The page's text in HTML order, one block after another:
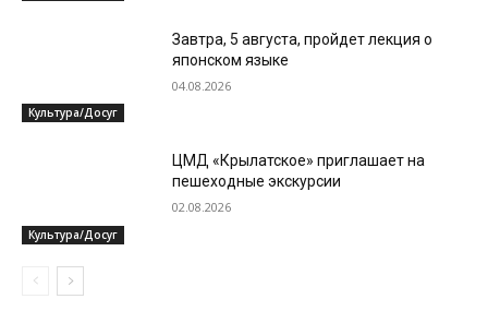
Культура/Досуг
Завтра, 5 августа, пройдет лекция о
японском языке
04.08.2026
Культура/Досуг
ЦМД «Крылатское» приглашает на
пешеходные экскурсии
02.08.2026